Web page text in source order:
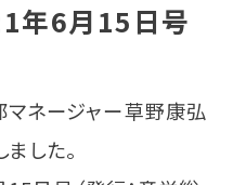
年6月15日号
マネージャー草野康弘
した。